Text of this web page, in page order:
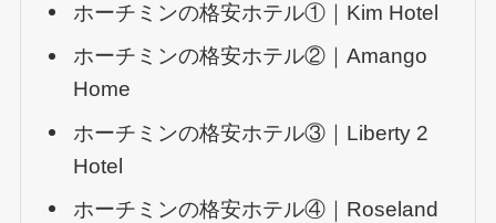
ホーチミンの格安ホテル①｜Kim Hotel
ホーチミンの格安ホテル②｜Amango
Home
ホーチミンの格安ホテル③｜Liberty 2
Hotel
ホーチミンの格安ホテル④｜Roseland